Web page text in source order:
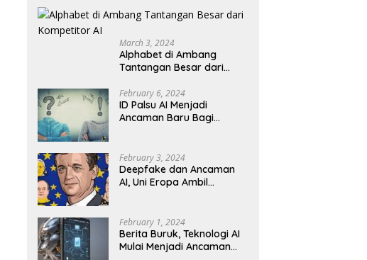
Revolusioner
March 3, 2024
Alphabet di Ambang
Tantangan Besar dari
February 6, 2024
ID Palsu AI Menjadi
Ancaman Baru Bagi
February 3, 2024
Deepfake dan Ancaman
AI, Uni Eropa Ambil
February 1, 2024
Berita Buruk, Teknologi AI
Mulai Menjadi Ancaman